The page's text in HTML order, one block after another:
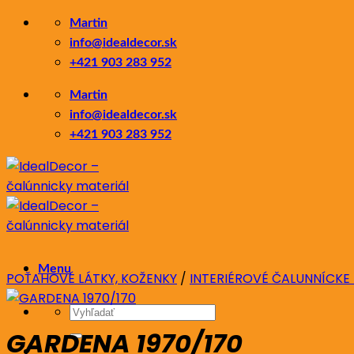
Skip
content
Martin
info@idealdecor.sk
+421 903 283 952
Martin
info@idealdecor.sk
+421 903 283 952
Menu
Hľadať:
POŤAHOVÉ LÁTKY, KOŽENKY / INTERIÉROVÉ ČALUNNÍCKE
GARDENA 1970/170